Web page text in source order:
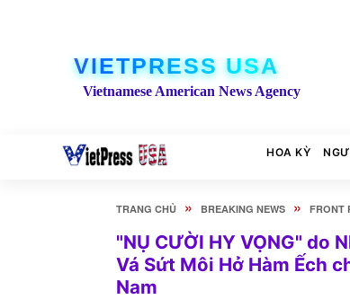
VIETPRESS USA
Vietnamese American News Agency
HOA KỲ
TRANG CHỦ » BREAKING NEWS » FRONT
"NỤ CƯỜI HY VỌNG" do
Vá Sứt Môi Hở Hàm Ếch
Nam